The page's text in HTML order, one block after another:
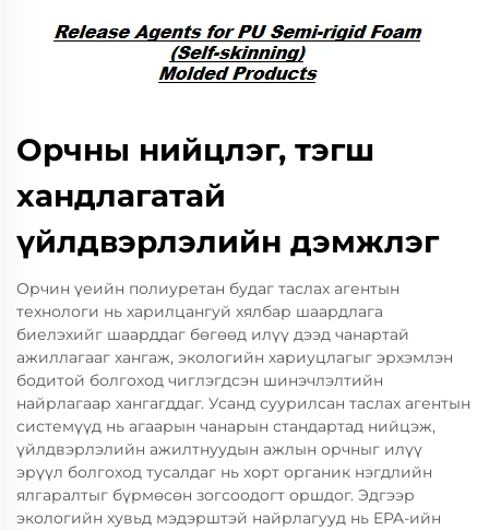
Орчны нийцлэг, тэгш
хандлагатай
үйлдвэрлэлийн дэмжлэг
Орчин үеийн полиуретан будаг таслах агентын
технологи нь харилцангуй хялбар шаардлага
биелэхийг шаарддаг бөгөөд илүү дээд чанартай
ажиллагааг хангаж, экологийн хариуцлагыг эрхэмлэн
бодитой болгоход чиглэгдсэн шинэчлэлтийн
найрлагаар хангагддаг. Усанд суурилсан таслах агентын
системүүд нь агаарын чанарын стандартад нийцэж,
үйлдвэрлэлийн ажилтнуудын ажлын орчныг илүү
эрүүл болгоход тусалдаг нь хорт органик нэгдлийн
ялгаралтыг бүрмөсөн зогсоодогт оршдог. Эдгээр
экологийн хувьд мэдэрштэй найрлагууд нь EPA-ийн